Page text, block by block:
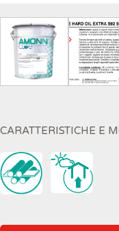
CARATTERISTICHE E